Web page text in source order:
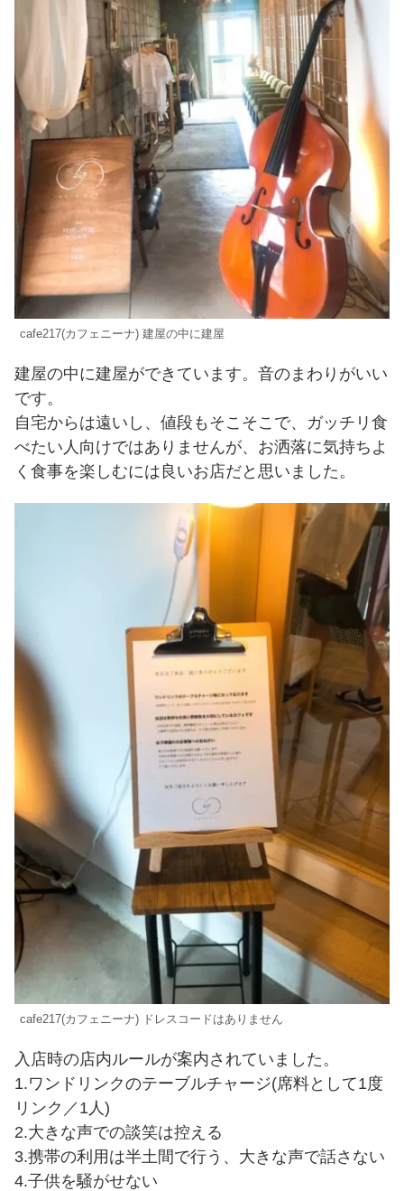
cafe217(カフェニーナ) 建屋の中に建屋
建屋の中に建屋ができています。音のまわりがいい
です。
自宅からは遠いし、値段もそこそこで、ガッチリ食
べたい人向けではありませんが、お洒落に気持ちよ
く食事を楽しむには良いお店だと思いました。
cafe217(カフェニーナ) ドレスコードはありません
入店時の店内ルールが案内されていました。
1.ワンドリンクのテーブルチャージ(席料として1度
リンク／1人)
2.大きな声での談笑は控える
3.携帯の利用は半土間で行う、大きな声で話さない
4.子供を騒がせない